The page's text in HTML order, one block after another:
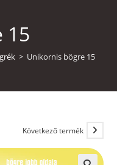
15
> Unikornis bögre 15
Következő termék